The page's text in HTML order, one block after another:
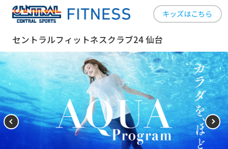
キッズはこちら
セントラルフィットネスクラブ24 仙台